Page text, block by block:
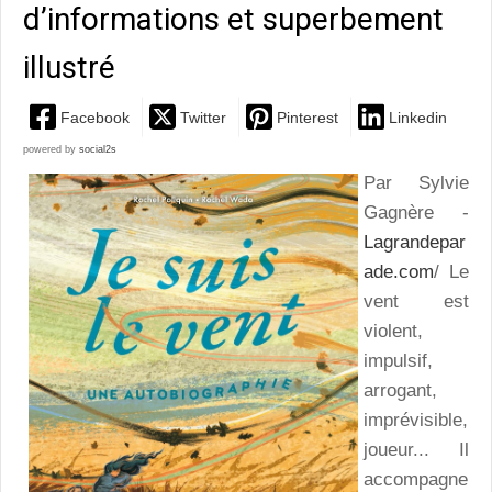
d’informations et superbement
illustré
Facebook Twitter Pinterest Linkedin
powered by social2s
Par Sylvie
Gagnère -
Lagrandepar
ade.com/ Le
vent est
violent,
impulsif,
arrogant,
imprévisible,
joueur... Il
accompagne